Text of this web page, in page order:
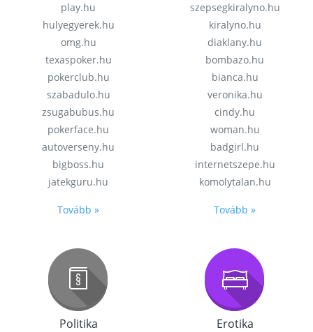
play.hu
hulyegyerek.hu
omg.hu
texaspoker.hu
pokerclub.hu
szabadulo.hu
zsugabubus.hu
pokerface.hu
autoverseny.hu
bigboss.hu
jatekguru.hu
Tovább »
szepsegkiralyno.hu
kiralyno.hu
diaklany.hu
bombazo.hu
bianca.hu
veronika.hu
cindy.hu
woman.hu
badgirl.hu
internetszepe.hu
komolytalan.hu
Tovább »
Politika Erotika